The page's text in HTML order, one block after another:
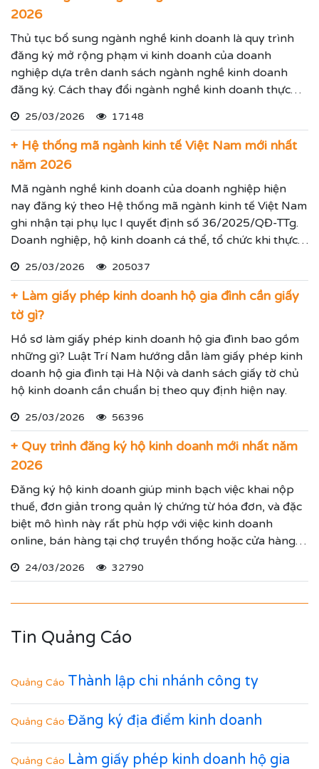
2026
Thủ tục bổ sung ngành nghề kinh doanh là quy trình
đăng ký mở rộng phạm vi kinh doanh của doanh
nghiệp dựa trên danh sách ngành nghề kinh doanh
đăng ký. Cách thay đổi ngành nghề kinh doanh thực
25/03/2026 17148
+ Hệ thống mã ngành kinh tế Việt Nam mới nhất
năm 2026
Mã ngành nghề kinh doanh của doanh nghiệp hiện
nay đăng ký theo Hệ thống mã ngành kinh tế Việt Nam
ghi nhận tại phụ lục I quyết định số 36/2025/QĐ-TTg.
Doanh nghiệp, hộ kinh doanh cá thể, tổ chức khi thực
ghi nhận lĩnh vực hoạt động, ngành nghề kinh doanh
theo hệ thống mã ngành kinh tế chúng tôi vừa nêu.
25/03/2026 205037
+ Làm giấy phép kinh doanh hộ gia đình cần giấy
tờ gì?
Hồ sơ làm giấy phép kinh doanh hộ gia đình bao gồm
những gì? Luật Trí Nam hướng dẫn làm giấy phép kinh
doanh hộ gia đình tại Hà Nội và danh sách giấy tờ chủ
hộ kinh doanh cần chuẩn bị theo quy định hiện nay.
25/03/2026 56396
+ Quy trình đăng ký hộ kinh doanh mới nhất năm
2026
Đăng ký hộ kinh doanh giúp minh bạch việc khai nộp
thuế, đơn giản trong quản lý chứng từ hóa đơn, và đặc
biệt mô hình này rất phù hợp với việc kinh doanh
online, bán hàng tại chợ truyền thống hoặc cửa hàng
24/03/2026 32790
Tin Quảng Cáo
Quảng Cáo Thành lập chi nhánh công ty
Quảng Cáo Đăng ký địa điểm kinh doanh
Quảng Cáo Làm giấy phép kinh doanh hộ gia